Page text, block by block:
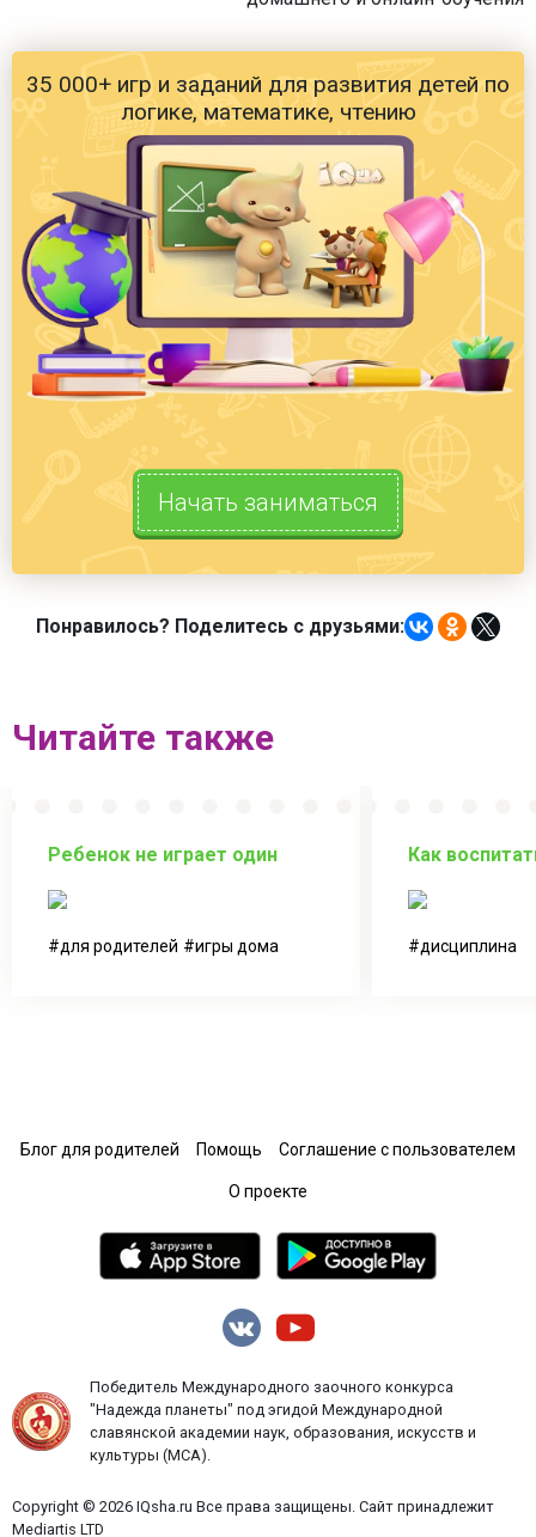
35 000+ игр и заданий для развития детей по
логике, математике, чтению
Начать заниматься
Понравилось? Поделитесь с друзьями:
Читайте также
Ребенок не играет один
для родителей игры дома
Как
дисциплина
Блог для родителей Помощь Соглашение с пользователем
О проекте
Copyright © 2026 IQsha.ru Все права защищены. Сайт принадлежит
Mediartis LTD
Победитель Международного заочного конкурса
"Надежда планеты" под эгидой Международной
славянской академии наук, образования, искусств и
культуры (МСА).